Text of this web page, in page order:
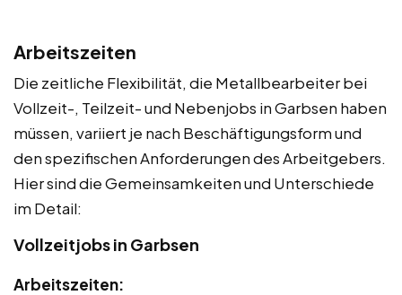
Arbeitszeiten
Die zeitliche Flexibilität, die Metallbearbeiter bei
Vollzeit-, Teilzeit- und Nebenjobs in Garbsen haben
müssen, variiert je nach Beschäftigungsform und
den spezifischen Anforderungen des Arbeitgebers.
Hier sind die Gemeinsamkeiten und Unterschiede
im Detail:
Vollzeitjobs in Garbsen
Arbeitszeiten: